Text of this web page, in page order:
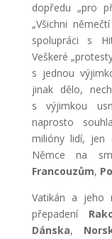
dopředu „pro
„Všichni
spolupráci s
Veškeré
s jednou
jinak dělo,
s výjimkou
naprosto
milióny lidí, jen
Němce na
Francouzům,
Vatikán a jeho
přepadení
Dánska,